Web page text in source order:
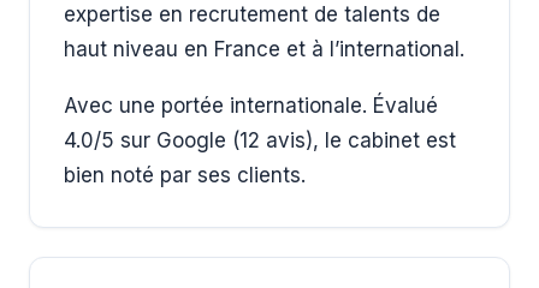
expertise en recrutement de talents de
haut niveau en France et à l’international.
Avec une portée internationale. Évalué
4.0/5 sur Google (12 avis), le cabinet est
bien noté par ses clients.